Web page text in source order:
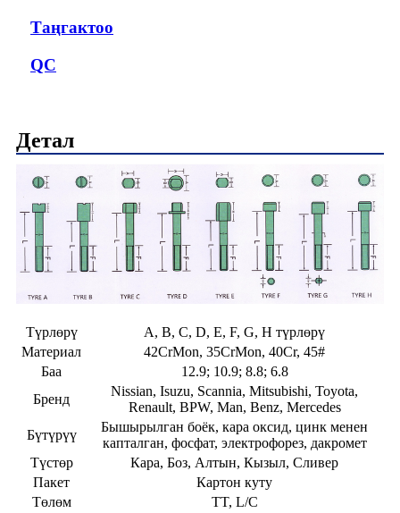
Таңгактоо
QC
Детал
Түрлөрү
A, B, C, D, E, F, G, H түрлөрү
Материал
42CrMon, 35CrMon, 40Cr, 45#
Баа
12.9; 10.9; 8.8; 6.8
Бренд
Nissian, Isuzu, Scannia, Mitsubishi, Toyota,
Renault, BPW, Man, Benz, Mercedes
Бүтүрүү
Бышырылган боёк, кара оксид, цинк менен
капталган, фосфат, электрофорез, дакромет
Түстөр
Кара, Боз, Алтын, Кызыл, Сливер
Пакет
Картон куту
Төлөм
TT, L/C